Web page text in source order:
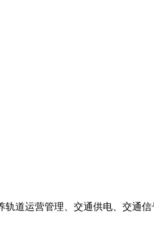
道运营管理、交通供电、交通